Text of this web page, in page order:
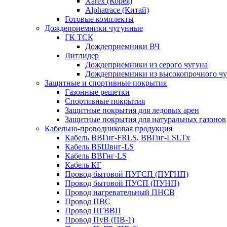
Alphatrace (Китай)
Готовые комплекты
Дождеприемники чугунные
ГК ТСК
Дождеприемники ВЧ
Литлидер
Дождеприемники из серого чугуна
Дождеприемники из высокопрочного
Защитные и спортивные покрытия
Газонные решетки
Спортивные покрытия
Защитные покрытия для ледовых арен
Защитные покрытия для натуральных газонов
Кабельно-проводниковая продукция
Кабель ВВГнг-FRLS, ВВГнг-LSLTx
Кабель ВБШвнг-LS
Кабель ВВГнг-LS
Кабель КГ
Провод бытовой ПУГСП (ПУГНП)
Провод бытовой ПУСП (ПУНП)
Провод нагревательный ПНСВ
Провод ПВС
Провод ПГВВП
Провод ПуВ (ПВ-1)